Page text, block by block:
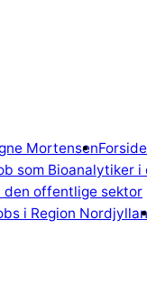
MortensenForside
som Bioanalytiker
offentlige sektor
i Region